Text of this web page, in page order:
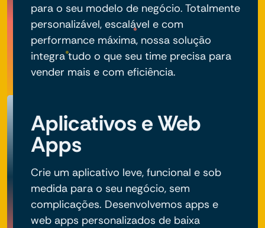
para o seu modelo de negócio. Totalmente
personalizável, escalável e com
performance máxima, nossa solução
integra tudo o que seu time precisa para
vender mais e com eficiência.
Aplicativos e Web
Apps
Crie um aplicativo leve, funcional e sob
medida para o seu negócio, sem
complicações. Desenvolvemos apps e
web apps personalizados de baixa